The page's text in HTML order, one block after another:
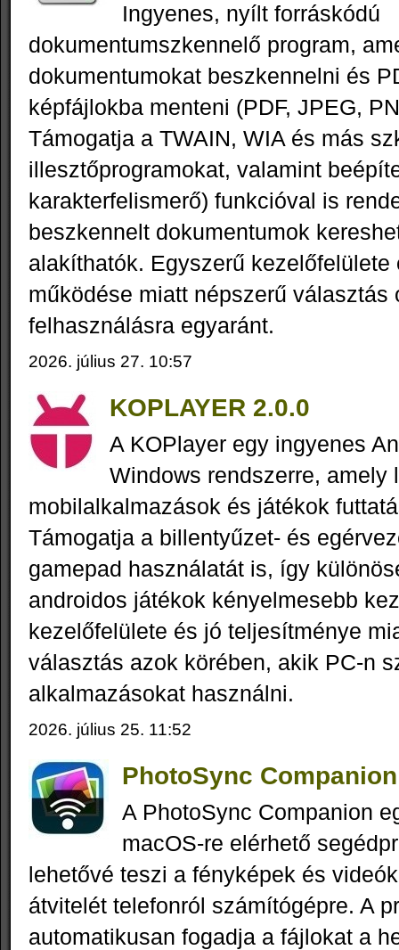
Ingyenes, nyílt forráskódú
dokumentumszkennelő program,
dokumentumokat beszkennelni és
képfájlokba menteni (PDF, JPEG,
Támogatja a TWAIN, WIA és más
illesztőprogramokat, valamint
karakterfelismerő) funkcióval is
beszkennelt dokumentumok
alakíthatók. Egyszerű kezelőfelülete
működése miatt népszerű választás
felhasználásra egyaránt.
2026. július 27. 10:57
KOPLAYER 2.0.0
A KOPlayer egy ingyenes
Windows rendszerre, amely
mobilalkalmazások és játékok
Támogatja a billentyűzet- és
gamepad használatát is, így
androidos játékok kényelmesebb
kezelőfelülete és jó teljesítménye
választás azok körében, akik PC-n
alkalmazásokat használni.
2026. július 25. 11:52
PhotoSync
A PhotoSync Companion
macOS-re elérhető
lehetővé teszi a fényképek és
átvitelét telefonról számítógépre. A
automatikusan fogadja a fájlokat a